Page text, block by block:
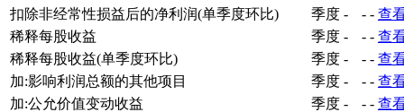
扣除非经常性损益后的净利润(单季度环比)
季度 - - - 查
稀释每股收益
季度 - - - 查
稀释每股收益(单季度环比)
季度 - - - 查
加:影响利润总额的其他项目
季度 - - - 查
加:公允价值变动收益
季度 - - - 查